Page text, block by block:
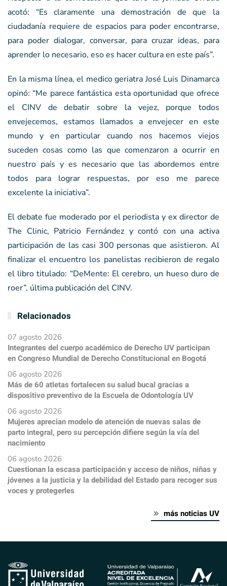
acotó: “Es claramente una demostración de que la
ciudadanía requiere de espacios para poder encontrarse,
para poder dialogar, conversar, para cruzar ideas, para
aprender lo necesario, eso es hacer cultura en este país”.
En la misma línea, el medico geriatra José Luis Dinamarca
opinó: “Me parece fantástica esta oportunidad que ofrece
el CINV de debatir sobre la vejez, porque todos
envejecemos, estamos llamados a envejecer en este
mundo y en particular cuando nos hacemos viejos
suceden cosas como las que comenzaron a ocurrir en
nuestro país y es necesario que las abordemos entre
todos para lograr respuestas, por eso me parece
excelente la iniciativa”.
El debate fue moderado por el periodista y ex director de
The Clinic, Patricio Fernández y contó con una activa
participación de las casi 300 personas que asistieron. Al
finalizar el encuentro los panelistas recibieron de regalo
el libro titulado: “DeMente: El cerebro, un hueso duro de
roer”, última publicación del CINV.
Relacionados
07 agosto 2026
Integrantes del cuerpo académico de Derecho UV participan
en Congreso Mundial de Derecho Constitucional en Bogotá
06 agosto 2026
Más de 60 atletas fortalecen su salud bucal gracias a
dispositivo preventivo de la Escuela de Odontología UV
06 agosto 2026
Mujeres aprecian modelo de atención de nuevas salas de
parto integral, pero su percepción difiere según la vía del
nacimiento
06 agosto 2026
Cuestionan la escasa participación y acceso de niños, niñas y
jóvenes a la justicia y la debilidad del Estado para recoger sus
voces y protegerles
más noticias UV